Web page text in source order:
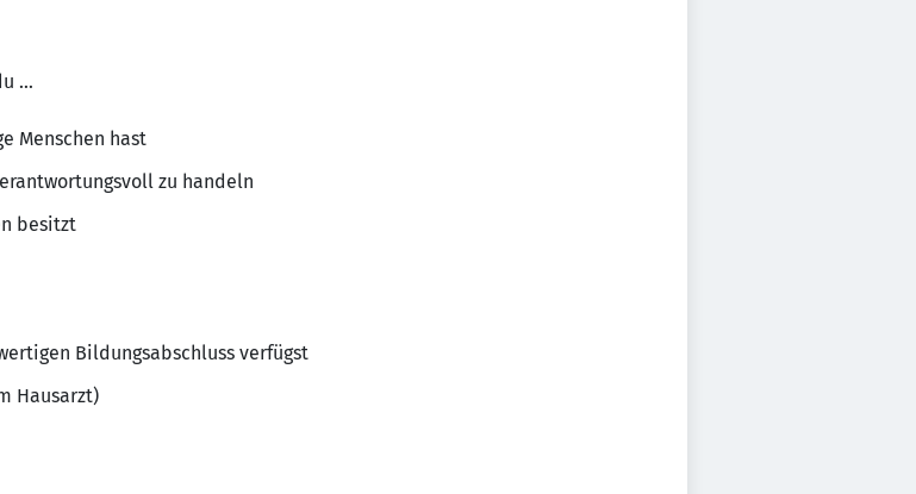
...
Menschen hast
zu handeln
besitzt
Bildungsabschluss verfügst
Hausarzt)